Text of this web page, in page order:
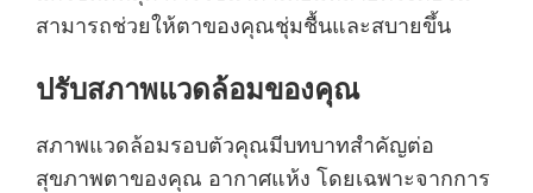
สามารถช่วยให้ตาของคุณชุ่มชื้นและสบายขึ้น
ปรับสภาพแวดล้อมของคุณ
สภาพแวดล้อมรอบตัวคุณมีบทบาทสำคัญต่อ
สุขภาพตาของคุณ อากาศแห้ง โดยเฉพาะจากการ